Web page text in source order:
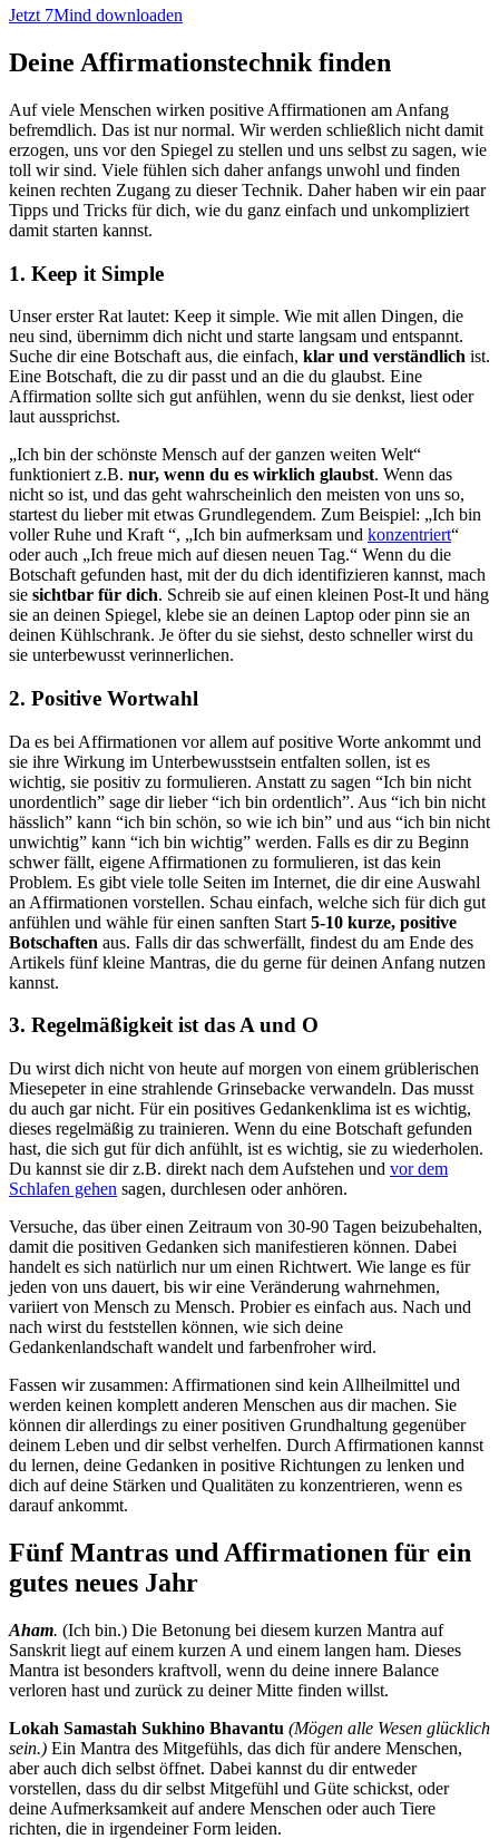
Jetzt 7Mind downloaden
Deine Affirmationstechnik finden
Auf viele Menschen wirken positive Affirmationen am Anfang
befremdlich. Das ist nur normal. Wir werden schließlich nicht damit
erzogen, uns vor den Spiegel zu stellen und uns selbst zu sagen, wie
toll wir sind. Viele fühlen sich daher anfangs unwohl und finden
keinen rechten Zugang zu dieser Technik. Daher haben wir ein paar
Tipps und Tricks für dich, wie du ganz einfach und unkompliziert
damit starten kannst.
1. Keep it Simple
Unser erster Rat lautet: Keep it simple. Wie mit allen Dingen, die
neu sind, übernimm dich nicht und starte langsam und entspannt.
Suche dir eine Botschaft aus, die einfach, klar und verständlich ist.
Eine Botschaft, die zu dir passt und an die du glaubst. Eine
Affirmation sollte sich gut anfühlen, wenn du sie denkst, liest oder
laut aussprichst.
„Ich bin der schönste Mensch auf der ganzen weiten Welt“
funktioniert z.B. nur, wenn du es wirklich glaubst. Wenn das
nicht so ist, und das geht wahrscheinlich den meisten von uns so,
startest du lieber mit etwas Grundlegendem. Zum Beispiel: „Ich bin
voller Ruhe und Kraft “, „Ich bin aufmerksam und konzentriert“
oder auch „Ich freue mich auf diesen neuen Tag.“ Wenn du die
Botschaft gefunden hast, mit der du dich identifizieren kannst, mach
sie sichtbar für dich. Schreib sie auf einen kleinen Post-It und häng
sie an deinen Spiegel, klebe sie an deinen Laptop oder pinn sie an
deinen Kühlschrank. Je öfter du sie siehst, desto schneller wirst du
sie unterbewusst verinnerlichen.
2. Positive Wortwahl
Da es bei Affirmationen vor allem auf positive Worte ankommt und
sie ihre Wirkung im Unterbewusstsein entfalten sollen, ist es
wichtig, sie positiv zu formulieren. Anstatt zu sagen “Ich bin nicht
unordentlich” sage dir lieber “ich bin ordentlich”. Aus “ich bin nicht
hässlich” kann “ich bin schön, so wie ich bin” und aus “ich bin nicht
unwichtig” kann “ich bin wichtig” werden. Falls es dir zu Beginn
schwer fällt, eigene Affirmationen zu formulieren, ist das kein
Problem. Es gibt viele tolle Seiten im Internet, die dir eine Auswahl
an Affirmationen vorstellen. Schau einfach, welche sich für dich gut
anfühlen und wähle für einen sanften Start 5-10 kurze, positive
Botschaften aus. Falls dir das schwerfällt, findest du am Ende des
Artikels fünf kleine Mantras, die du gerne für deinen Anfang nutzen
kannst.
3. Regelmäßigkeit ist das A und O
Du wirst dich nicht von heute auf morgen von einem grüblerischen
Miesepeter in eine strahlende Grinsebacke verwandeln. Das musst
du auch gar nicht. Für ein positives Gedankenklima ist es wichtig,
dieses regelmäßig zu trainieren. Wenn du eine Botschaft gefunden
hast, die sich gut für dich anfühlt, ist es wichtig, sie zu wiederholen.
Du kannst sie dir z.B. direkt nach dem Aufstehen und vor dem
Schlafen gehen sagen, durchlesen oder anhören.
Versuche, das über einen Zeitraum von 30-90 Tagen beizubehalten,
damit die positiven Gedanken sich manifestieren können. Dabei
handelt es sich natürlich nur um einen Richtwert. Wie lange es für
jeden von uns dauert, bis wir eine Veränderung wahrnehmen,
variiert von Mensch zu Mensch. Probier es einfach aus. Nach und
nach wirst du feststellen können, wie sich deine
Gedankenlandschaft wandelt und farbenfroher wird.
Fassen wir zusammen: Affirmationen sind kein Allheilmittel und
werden keinen komplett anderen Menschen aus dir machen. Sie
können dir allerdings zu einer positiven Grundhaltung gegenüber
deinem Leben und dir selbst verhelfen. Durch Affirmationen kannst
du lernen, deine Gedanken in positive Richtungen zu lenken und
dich auf deine Stärken und Qualitäten zu konzentrieren, wenn es
darauf ankommt.
Fünf Mantras und Affirmationen für ein
gutes neues Jahr
Aham. (Ich bin.) Die Betonung bei diesem kurzen Mantra auf
Sanskrit liegt auf einem kurzen A und einem langen ham. Dieses
Mantra ist besonders kraftvoll, wenn du deine innere Balance
verloren hast und zurück zu deiner Mitte finden willst.
Lokah Samastah Sukhino Bhavantu (Mögen alle Wesen glücklich
sein.) Ein Mantra des Mitgefühls, das dich für andere Menschen,
aber auch dich selbst öffnet. Dabei kannst du dir entweder
vorstellen, dass du dir selbst Mitgefühl und Güte schickst, oder
deine Aufmerksamkeit auf andere Menschen oder auch Tiere
richten, die in irgendeiner Form leiden.